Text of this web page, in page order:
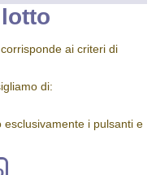
ai criteri di
di:
i pulsanti e